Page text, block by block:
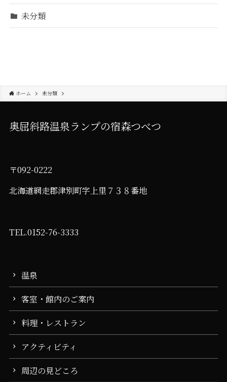
未分類
ホーム 未分類
奥屈斜路温泉ランプの宿森つべつ
〒092-0222
北海道網走郡津別町字上里７３８番地
TEL.0152-76-3333
温泉
客室・館内のご案内
料理・レストラン
アクティビティ
周辺の見どころ